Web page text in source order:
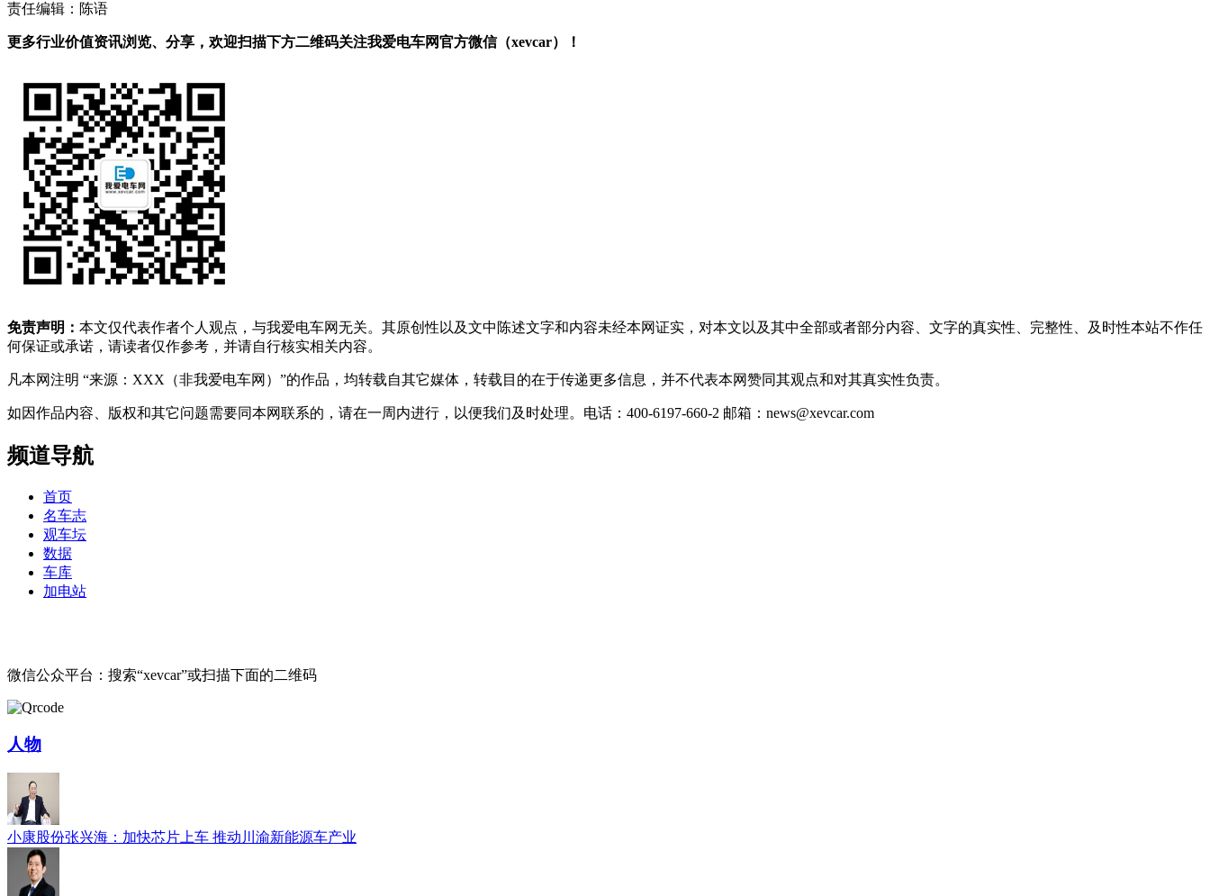
责任编辑：陈语
更多行业价值资讯浏览、分享，欢迎扫描下方二维码关注我爱电车网官方微信（xevcar）！
免责声明： 本文仅代表作者个人观点，与我爱电车网无关。其原创性以及文中陈述文字和内容未经本网证实，对本文以及其中全部或者部分内容、文字的真实性、完整性、及时性本站不作任
何保证或承诺，请读者仅作参考，并请自行核实相关内容。
凡本网注明 “来源：XXX（非我爱电车网）”的作品，均转载自其它媒体，转载目的在于传递更多信息，并不代表本网赞同其观点和对其真实性负责。
如因作品内容、版权和其它问题需要同本网联系的，请在一周内进行，以便我们及时处理。电话：400-6197-660-2 邮箱：news@xevcar.com
频道导航
首页
名车志
观车坛
数据
车库
加电站
微信公众平台：搜索“xevcar”或扫描下面的二维码
人物
小康股份张兴海：加快芯片上车 推动川渝新能源车产业